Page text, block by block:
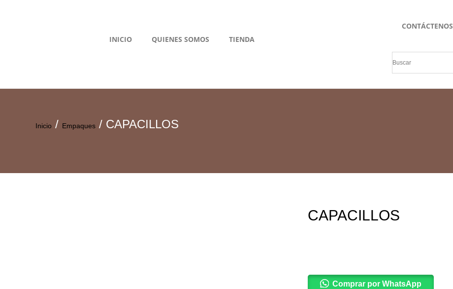
INICIO QUIENES SOMOS TIENDA
CONTÁCTENOS
Inicio / Empaques / CAPACILLOS
CAPACILLOS
Comprar por WhatsApp